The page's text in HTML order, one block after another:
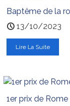
Baptême de la
13/10/2023
Lire La Suite
1er prix de Rome